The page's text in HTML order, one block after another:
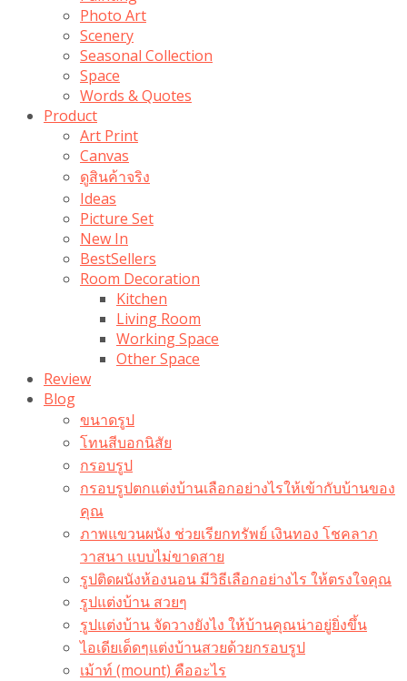
Photo Art
Scenery
Seasonal Collection
Space
Words & Quotes
Product
Art Print
Canvas
ดูสินค้าจริง
Ideas
Picture Set
New In
BestSellers
Room Decoration
Kitchen
Living Room
Working Space
Other Space
Review
Blog
ขนาดรูป
โทนสีบอกนิสัย
กรอบรูป
กรอบรูปตกแต่งบ้านเลือกอย่างไรให้เข้ากับบ้านของ
คุณ
ภาพแขวนผนัง ช่วยเรียกทรัพย์ เงินทอง โชคลาภ
วาสนา แบบไม่ขาดสาย
รูปติดผนังห้องนอน มีวิธีเลือกอย่างไร ให้ตรงใจคุณ
รูปแต่งบ้าน สวยๆ
รูปแต่งบ้าน จัดวางยังไง ให้บ้านคุณน่าอยู่ยิ่งขึ้น
ไอเดียเด็ดๆแต่งบ้านสวยด้วยกรอบรูป
เม้าท์ (mount) คืออะไร​